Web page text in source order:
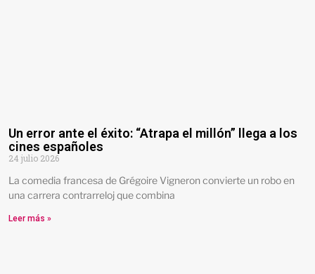
Un error ante el éxito: “Atrapa el millón” llega a los
cines españoles
24 julio 2026
La comedia francesa de Grégoire Vigneron convierte un robo en
una carrera contrarreloj que combina
Leer más »